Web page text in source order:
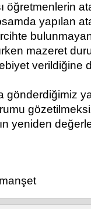
öğretmenlerin
yapılan
mazeret
verildiğine
yeniden